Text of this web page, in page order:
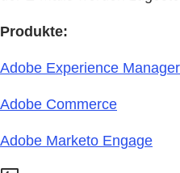
Produkte:
Adobe Experience
Adobe Commerce
Adobe Marketo Engage